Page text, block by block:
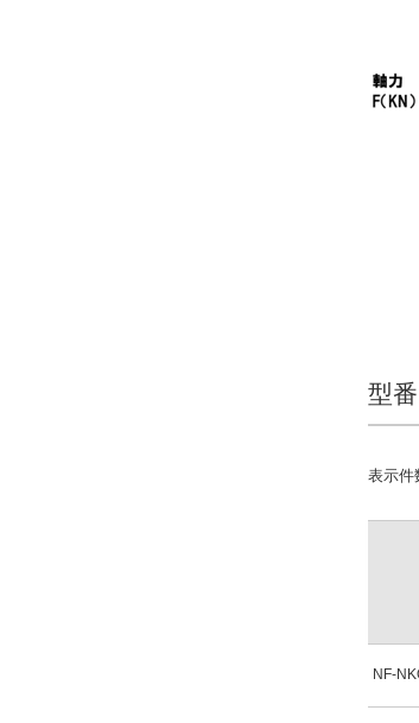
型
表示件
NF-